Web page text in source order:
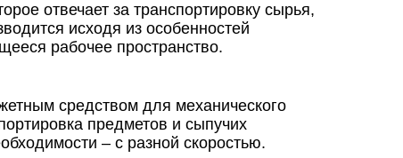
отвечает за транспортировку сырья,
исходя из особенностей
рабочее пространство.
средством для механического
предметов и сыпучих
– с разной скоростью.